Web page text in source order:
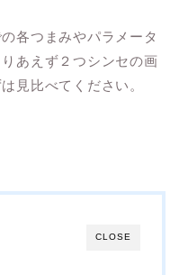
各つまみやパラメータ
あえず２つシンセの画
見比べてください。
CLOSE